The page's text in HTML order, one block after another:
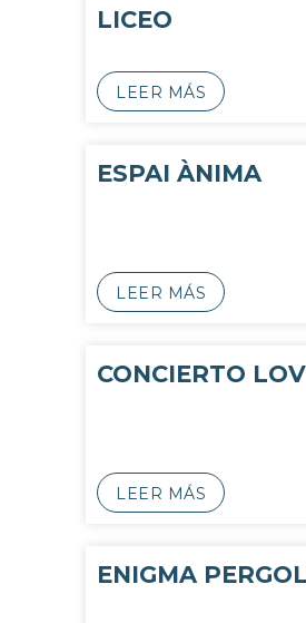
LICEO
LEER MÁS
ESPAI ÀNIMA
LEER MÁS
CONCIERTO
LEER MÁS
ENIGMA